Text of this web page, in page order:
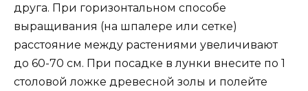
друга. При горизонтальном способе
выращивания (на шпалере или сетке)
расстояние между растениями увеличивают
до 60-70 см. При посадке в лунки внесите по 1
столовой ложке древесной золы и полейте